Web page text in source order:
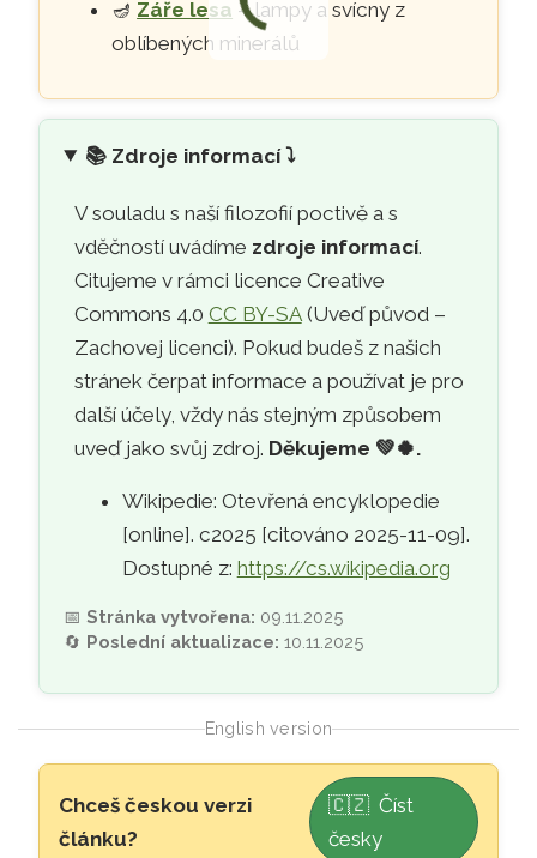
🪔 Záře lesa – lampy a svícny z
oblíbených minerálů
📚 Zdroje informací ⤵️
V souladu s naší filozofií poctivě a s
vděčností uvádíme zdroje informací.
Citujeme v rámci licence Creative
Commons 4.0 CC BY-SA(Uveď původ –
Zachovej licenci). Pokud budeš z našich
stránek čerpat informace a používat je pro
další účely, vždy nás stejným způsobem
uveď jako svůj zdroj. Děkujeme 💚🍀.
Wikipedie: Otevřená encyklopedie
[online]. c2025 [citováno 2025-11-09].
Dostupné z: https://cs.wikipedia.org
📅Stránka vytvořena: 09.11.2025
🔄 Poslední aktualizace: 10.11.2025
English version
Skip to main content
Chceš českou verzi
článku?
🇨🇿 Číst
česky